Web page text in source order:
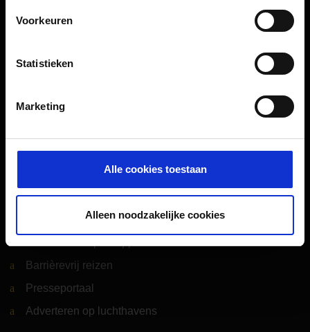
Voorkeuren
Statistieken
Marketing
Alle cookies toestaan
Alleen noodzakelijke cookies
B2B (EN)
Bedrijf (EN)
Meer informatie
Barrièrevrij reizen
Presseportaal
Adverteren op luchthavens